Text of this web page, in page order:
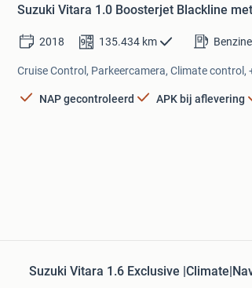
Suzuki Vitara 1.0 Boosterjet Blackline
2018 135.434 km Benzine
Cruise Control, Parkeercamera, Climate control,
NAP gecontroleerd APK bij aflevering
Suzuki Vitara 1.6 Exclusive